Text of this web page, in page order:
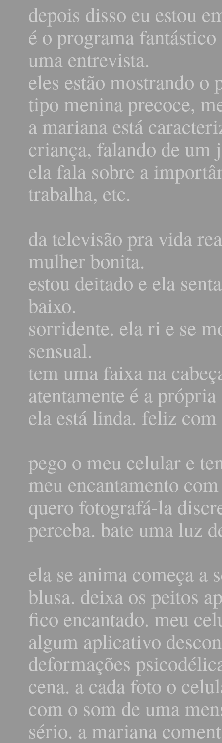
depois disso eu estou
é o programa
uma entrevista.
eles estão mostrando
tipo menina precoce,
a mariana está
criança, falando de
ela fala sobre a
trabalha, etc.
da televisão pra vida
mulher bonita.
estou deitado e ela
baixo.
sorridente. ela ri e se
sensual.
tem uma faixa na
atentamente é a
ela está linda. feliz
pego o meu celular e
meu encantamento
quero fotografá-la
perceba. bate uma luz
ela se anima começa a
blusa. deixa os peitos
fico encantado. meu
algum aplicativo
deformações
cena. a cada foto o
com o som de uma
sério. a mariana